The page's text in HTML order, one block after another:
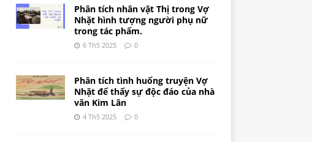
Phân tích nhân vật Thị trong Vợ
Nhặt hình tượng người phụ nữ
trong tác phẩm.
6 Th5 2025 0
Phân tích tình huống truyện Vợ
Nhặt để thấy sự độc đáo của nhà
văn Kim Lân
4 Th5 2025 0